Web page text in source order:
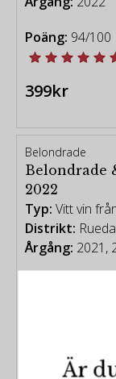
Poäng: 94/100
399kr
Belondrade
Belondrade
2022
Typ: Vitt vin
Distrikt: Rueda
Årgång: 2021,
Är